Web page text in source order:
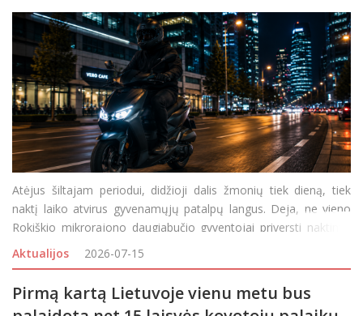
Atėjus šiltajam periodui, didžioji dalis žmonių tiek dieną, tiek
naktį laiko atvirus gyvenamųjų patalpų langus. Deja, ne vieno
Rokiškio mikrorajono daugiabučio gyventojai priversti naktimis
juos užverti dėl motoroleriais čia važinėjančių jaunulių keliamo
triukšmo. Pasivažinėji
Aktualijos 2026-07-15
Pirmą kartą Lietuvoje vienu metu bus